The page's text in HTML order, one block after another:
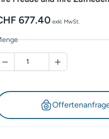
677.40 exkl. MwSt.